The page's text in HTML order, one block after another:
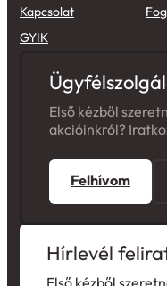
Kapcsolat
GYIK
Első kézből
akcióinkról?
Felhívom
Hírlevél